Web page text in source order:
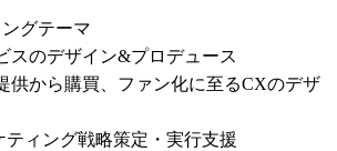
グテーマ
スのデザイン&プロデュース
供から購買、ファン化に至るCXのデザ
ティング戦略策定・実行支援